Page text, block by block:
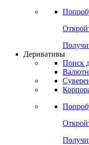
Поиск
Деривативы